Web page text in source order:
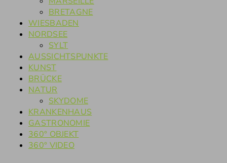
BRETAGNE
WIESBADEN
NORDSEE
SYLT
AUSSICHTSPUNKTE
KUNST
BRÜCKE
NATUR
SKYDOME
KRANKENHAUS
GASTRONOMIE
360° OBJEKT
360° VIDEO